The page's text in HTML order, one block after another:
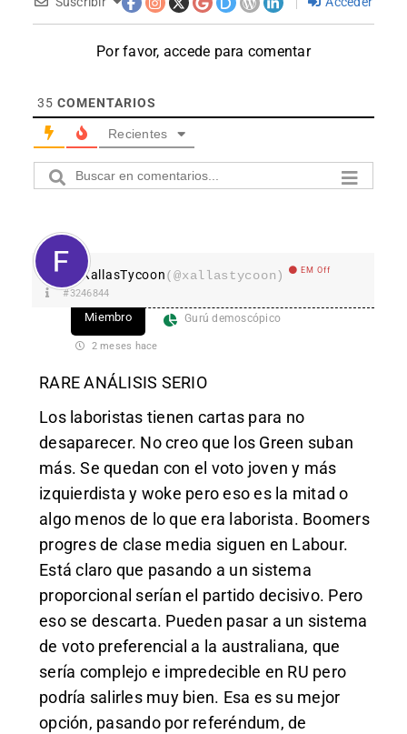
Por favor, accede para comentar
35 COMENTARIOS
Recientes
XallasTycoon(@xallastycoon) EM Off
#3246844
Miembro Gurú demoscópico
2 meses hace
RARE ANÁLISIS SERIO
Los laboristas tienen cartas para no
desaparecer. No creo que los Green suban
más. Se quedan con el voto joven y más
izquierdista y woke pero eso es la mitad o
algo menos de lo que era laborista. Boomers
progres de clase media siguen en Labour.
Está claro que pasando a un sistema
proporcional serían el partido decisivo. Pero
eso se descarta. Pueden pasar a un sistema
de voto preferencial a la australiana, que
sería complejo e impredecible en RU pero
podría salirles muy bien. Esa es su mejor
opción, pasando por referéndum, de